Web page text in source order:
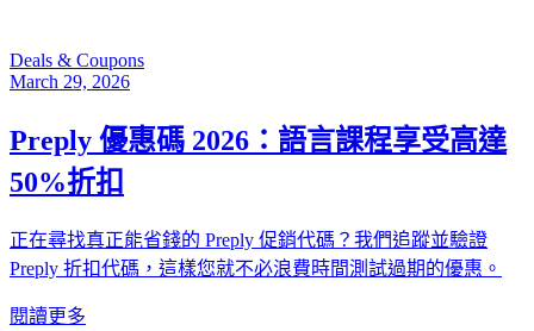
Deals & Coupons
March 29, 2026
Preply 優惠碼 2026：語言課程享受高達
50%折扣
正在尋找真正能省錢的 Preply 促銷代碼？我們追蹤並驗證
Preply 折扣代碼，這樣您就不必浪費時間測試過期的優惠。
閱讀更多